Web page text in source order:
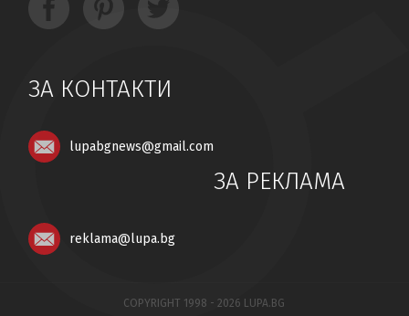
ЗА КОНТАКТИ
lupabgnews@gmail.com
ЗА РЕКЛАМА
reklama@lupa.bg
COPYRIGHT 1998 - 2026 LUPA.BG